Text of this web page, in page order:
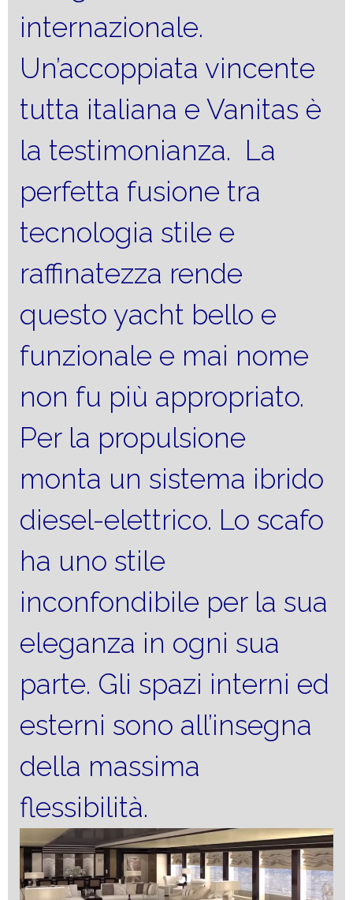
internazionale.
Un’accoppiata vincente
tutta italiana e Vanitas è
la testimonianza. La
perfetta fusione tra
tecnologia stile e
raffinatezza rende
questo yacht bello e
funzionale e mai nome
non fu più appropriato.
Per la propulsione
monta un sistema ibrido
diesel-elettrico. Lo scafo
ha uno stile
inconfondibile per la sua
eleganza in ogni sua
parte. Gli spazi interni ed
esterni sono all’insegna
della massima
flessibilità.